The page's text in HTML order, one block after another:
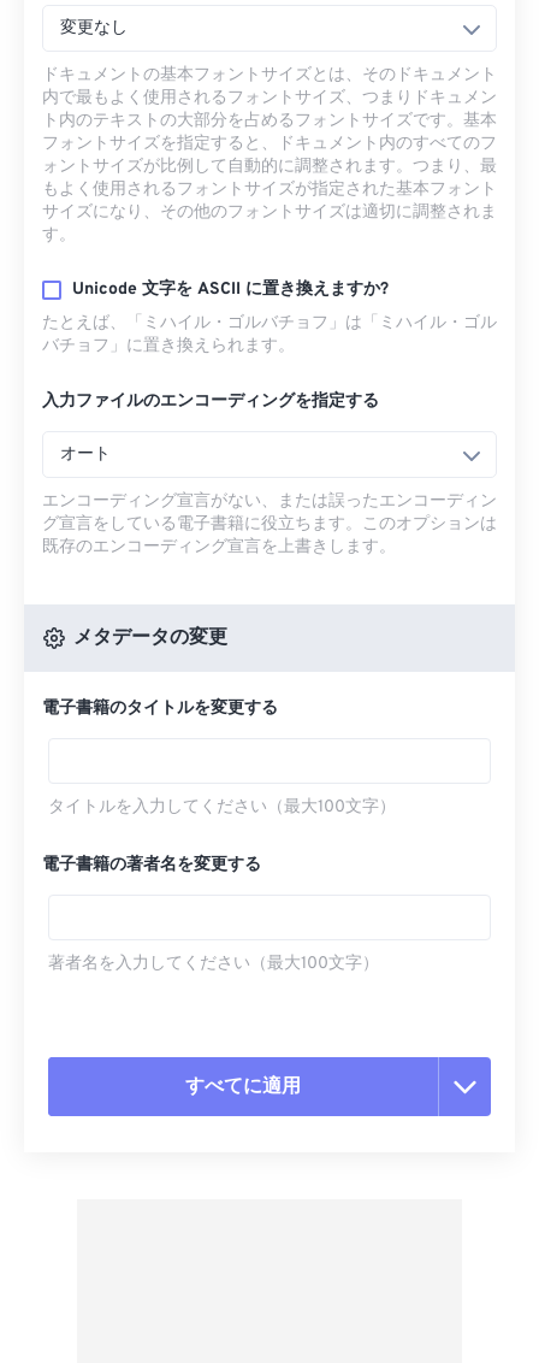
変更なし
ドキュメントの基本フォントサイズとは、そのドキュメント
内で最もよく使用されるフォントサイズ、つまりドキュメン
ト内のテキストの大部分を占めるフォントサイズです。基本
フォントサイズを指定すると、ドキュメント内のすべてのフ
ォントサイズが比例して自動的に調整されます。つまり、最
もよく使用されるフォントサイズが指定された基本フォント
サイズになり、その他のフォントサイズは適切に調整されま
す。
Unicode 文字を ASCII に置き換えますか?
たとえば、「ミハイル・ゴルバチョフ」は「ミハイル・ゴル
バチョフ」に置き換えられます。
入力ファイルのエンコーディングを指定する
オート
エンコーディング宣言がない、または誤ったエンコーディン
グ宣言をしている電子書籍に役立ちます。このオプションは
既存のエンコーディング宣言を上書きします。
メタデータの変更
電子書籍のタイトルを変更する
タイトルを入力してください（最大100文字）
電子書籍の著者名を変更する
著者名を入力してください（最大100文字）
すべてに適用